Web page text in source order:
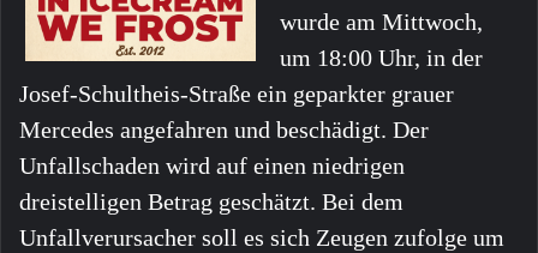
wurde am Mittwoch,
um 18:00 Uhr, in der
Josef-Schultheis-Straße ein geparkter grauer
Mercedes angefahren und beschädigt. Der
Unfallschaden wird auf einen niedrigen
dreistelligen Betrag geschätzt. Bei dem
Unfallverursacher soll es sich Zeugen zufolge um